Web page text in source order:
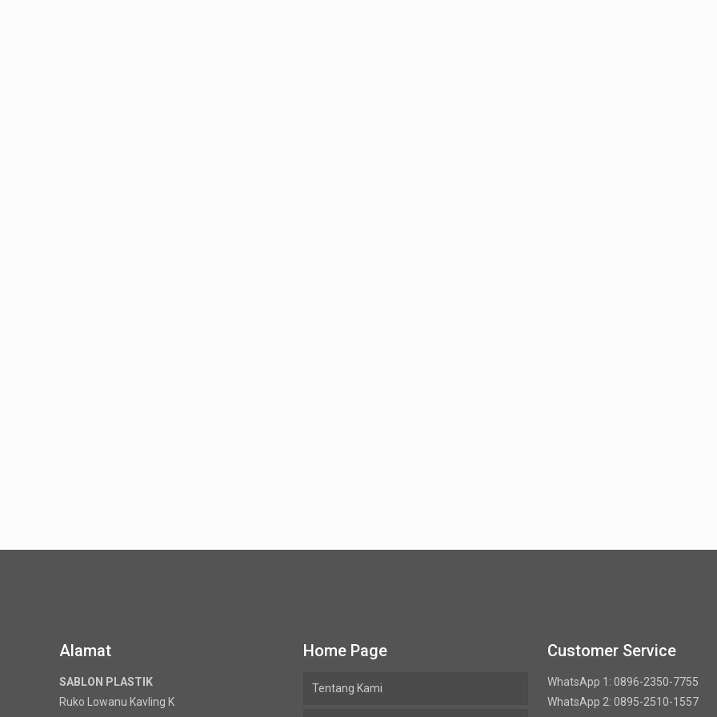
Alamat
SABLON PLASTIK
Ruko Lowanu Kavling K
Home Page
Tentang Kami
Customer Service
WhatsApp 1: 0896-2350-7755
WhatsApp 2: 0895-2510-1557